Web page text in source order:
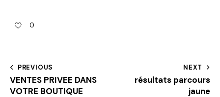
0
PREVIOUS
VENTES PRIVEE DANS
VOTRE BOUTIQUE
NEXT
résultats parcours
jaune